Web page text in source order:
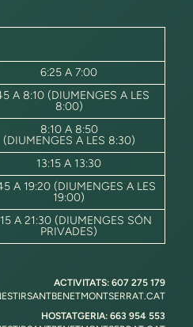
6:25 A 7:00
A 8:10 (DIUMENGES A LES
8:00)
8:10 A 8:50
(DIUMENGES A LES 8:30)
13:15 A 13:30
A 19:20 (DIUMENGES A LES
19:00)
A 21:30 (DIUMENGES SÓN
PRIVADES)
ACTIVITATS: 607 275 179
HOSTATGERIA: 663 954 553